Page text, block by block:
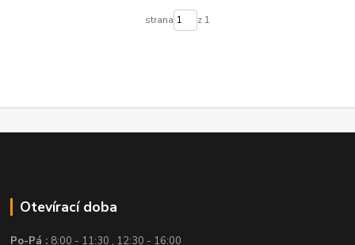
strana z 1
Otevírací doba
Po-Pá : 8:00 - 11:30 , 12:30 - 16:00